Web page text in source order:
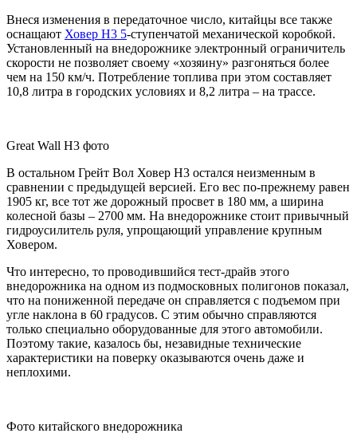
Внеся изменения в передаточное число, китайцы все также
оснащают Ховер H3 5-ступенчатой механической коробкой.
Установленный на внедорожнике электронный ограничитель
скорости не позволяет своему «хозяину» разгоняться более
чем на 150 км/ч. Потребление топлива при этом составляет
10,8 литра в городских условиях и 8,2 литра – на трассе.
Great Wall H3 фото
В остальном Грейт Вол Ховер Н3 остался неизменным в
сравнении с предыдущей версией. Его вес по-прежнему равен
1905 кг, все тот же дорожный просвет в 180 мм, а ширина
колесной базы – 2700 мм. На внедорожнике стоит привычный
гидроусилитель руля, упрощающий управление крупным
Ховером.
Что интересно, то проводившийся тест-драйв этого
внедорожника на одном из подмосковных полигонов показал,
что на пониженной передаче он справляется с подъемом при
угле наклона в 60 градусов. С этим обычно справляются
только специально оборудованные для этого автомобили.
Поэтому такие, казалось бы, незавидные технические
характеристики на поверку оказываются очень даже и
неплохими.
Фото китайского внедорожника